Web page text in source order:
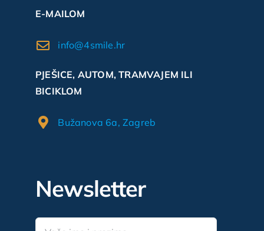
E-MAILOM
info@4smile.hr
PJEŠICE, AUTOM, TRAMVAJEM ILI
BICIKLOM
Bužanova 6a, Zagreb
Newsletter